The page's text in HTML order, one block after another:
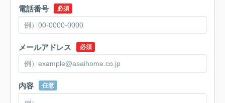
電話番号 必須
メールアドレス 必須
内容 任意